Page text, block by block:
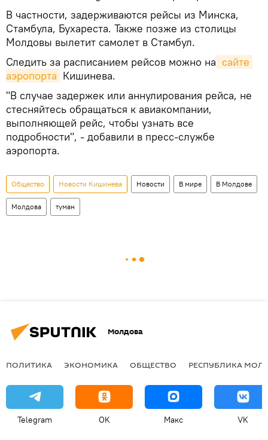
В частности, задерживаются рейсы из Минска,
Стамбула, Бухареста. Также позже из столицы
Молдовы вылетит самолет в Стамбул.
Следить за расписанием рейсов можно на сайте
аэропорта Кишинева.
"В случае задержек или аннулирования рейса, не
стесняйтесь обращаться к авиакомпании,
выполняющей рейс, чтобы узнать все
подробности", - добавили в пресс-службе
аэропорта.
Общество Новости Кишинева Новости В мире В Молдове
Молдова туман
Молдова
ПОЛИТИКА ЭКОНОМИКА ОБЩЕСТВО РЕСПУБЛИКА
Telegram OK Макс VK